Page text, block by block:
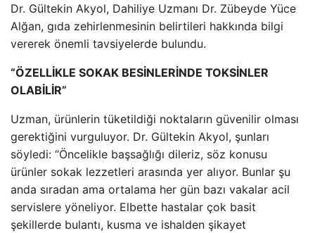
Dr. Gültekin Akyol, Dahiliye Uzmanı Dr. Zübeyde Yüce
Alğan, gıda zehirlenmesinin belirtileri hakkında bilgi
vererek önemli tavsiyelerde bulundu.
“ÖZELLİKLE SOKAK BESİNLERİNDE TOKSİNLER
OLABİLİR”
Uzman, ürünlerin tüketildiği noktaların güvenilir olması
gerektiğini vurguluyor. Dr. Gültekin Akyol, şunları
söyledi: “Öncelikle başsağlığı dileriz, söz konusu
ürünler sokak lezzetleri arasında yer alıyor. Bunlar şu
anda sıradan ama ortalama her gün bazı vakalar acil
servislere yöneliyor. Elbette hastalar çok basit
şekillerde bulantı, kusma ve ishalden şikayet